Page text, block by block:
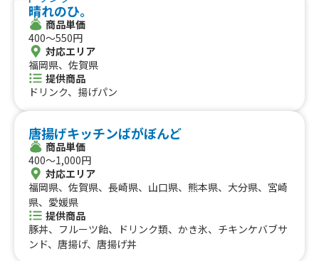
晴れのひ。
商品単価
400〜550円
対応エリア
福岡県、佐賀県
提供商品
ドリンク、揚げパン
唐揚げキッチンばがぼんど
商品単価
400〜1,000円
対応エリア
福岡県、佐賀県、長崎県、山口県、熊本県、大分県、宮崎
県、愛媛県
提供商品
豚丼、フルーツ飴、ドリンク類、かき氷、チキンケバブサ
ンド、唐揚げ、唐揚げ丼